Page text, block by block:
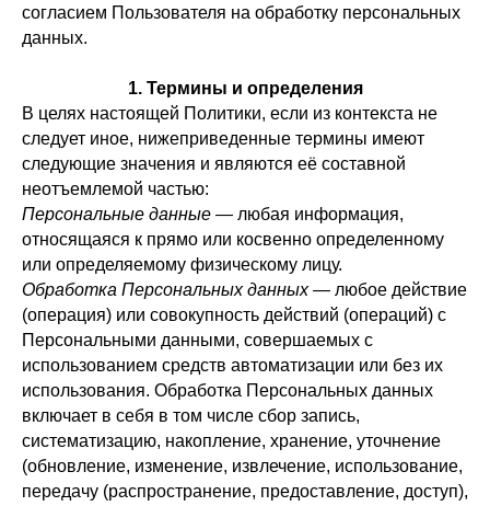
согласием Пользователя на обработку персональных
данных.
1. Термины и определения
В целях настоящей Политики, если из контекста не
следует иное, нижеприведенные термины имеют
следующие значения и являются её составной
неотъемлемой частью:
Персональные данные — любая информация,
относящаяся к прямо или косвенно определенному
или определяемому физическому лицу.
Обработка Персональных данных— любое действие
(операция) или совокупность действий (операций) с
Персональными данными, совершаемых с
использованием средств автоматизации или без их
использования. Обработка Персональных данных
включает в себя в том числе сбор запись,
систематизацию, накопление, хранение, уточнение
(обновление, изменение, извлечение, использование,
передачу (распространение, предоставление, доступ),